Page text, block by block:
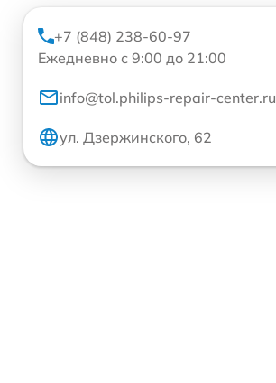
+7 (848) 238-60-97
Ежедневно с 9:00 до 21:00
info@tol.philips-repair-center.ru
ул. Дзержинского, 62